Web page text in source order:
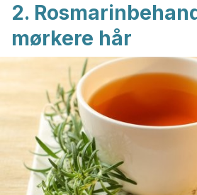
2.
mørkere hår